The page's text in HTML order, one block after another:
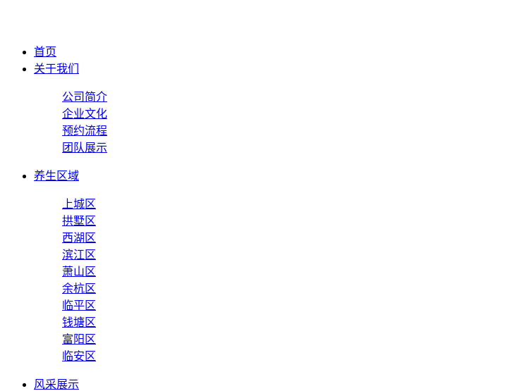
首页
关于我们
公司简介
企业文化
预约流程
团队展示
养生区域
上城区
拱墅区
西湖区
滨江区
萧山区
余杭区
临平区
钱塘区
富阳区
临安区
风采展示